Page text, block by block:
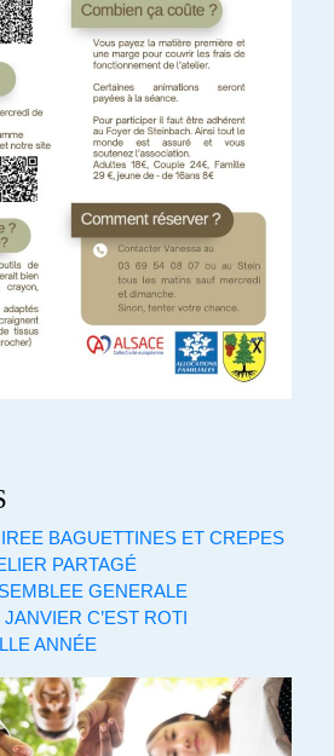
BAGUETTINES ET CREPES
PARTAGÉ
GENERALE
C’EST ROTI
ANNÉE